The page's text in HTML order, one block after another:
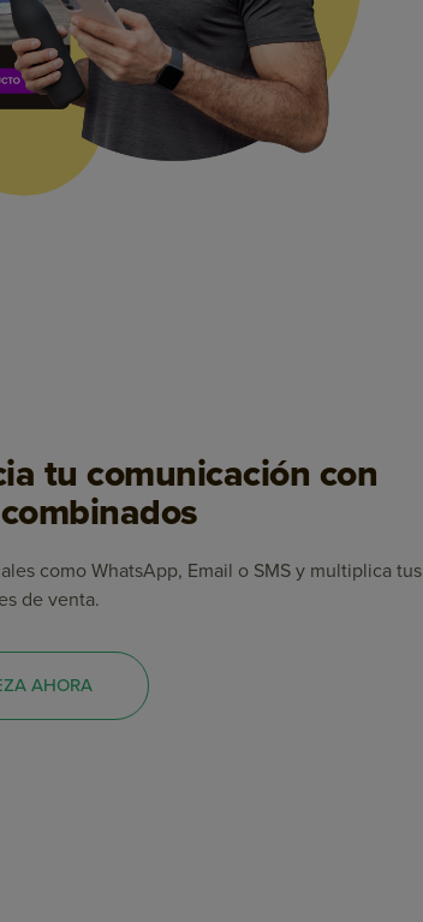
tu comunicación con
como WhatsApp, Email o SMS y multiplica tus
de venta.
AHORA